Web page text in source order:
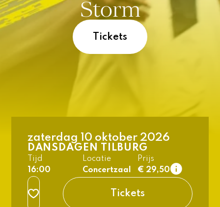
Storm
Tickets
zaterdag 10 oktober 2026
DANSDAGEN TILBURG
Tijd
16:00
Locatie
Concertzaal
Prijs
€ 29,50
normaal
2e rang
3e rang
Tickets